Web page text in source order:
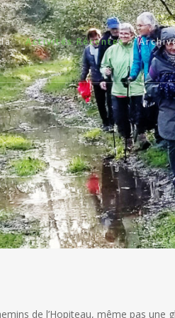
Activités Récentes
de l’Hopiteau, même pas une